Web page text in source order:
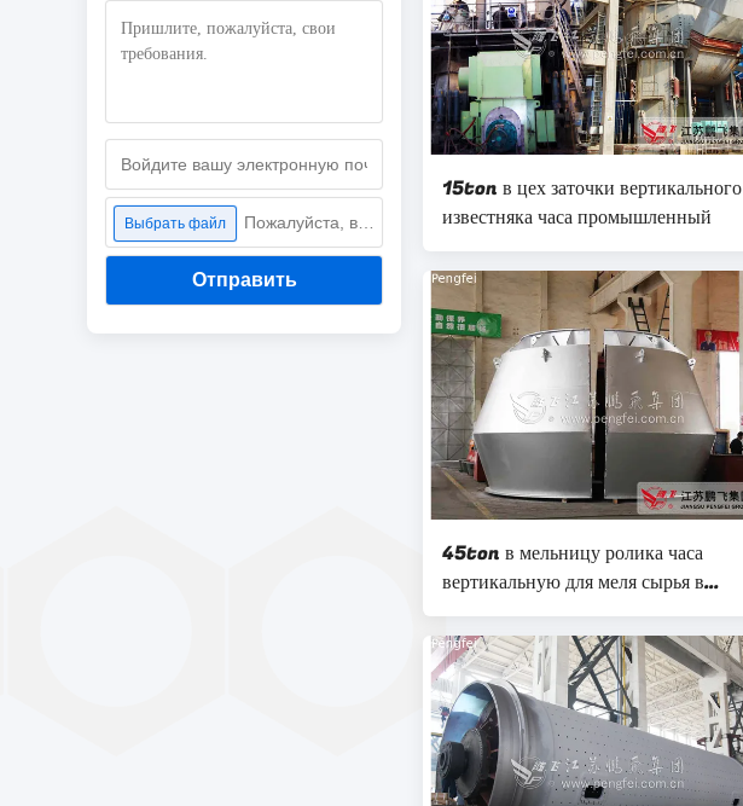
Выбрать файл
Отправить
15ton в цех заточки вертикального
известняка часа промышленный
45ton в мельницу ролика часа
вертикальную для меля сырья в
заводе цемента